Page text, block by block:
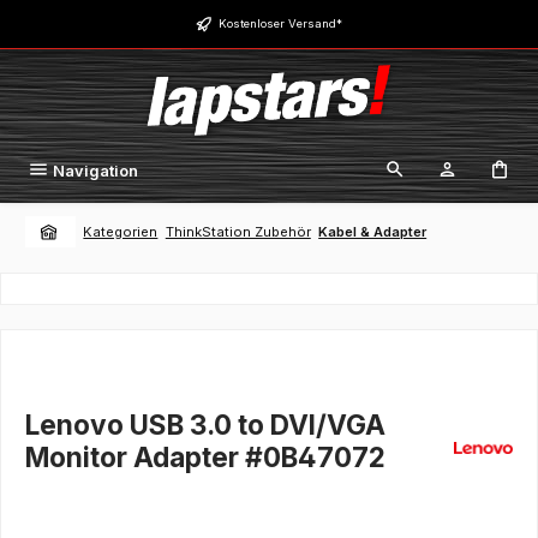
Zum Hauptinhalt springen Kostenloser Versand*
Navigation
Kategorien ThinkStation Zubehör Kabel & Adapter
Lenovo USB 3.0 to DVI/VGA
Monitor Adapter #0B47072